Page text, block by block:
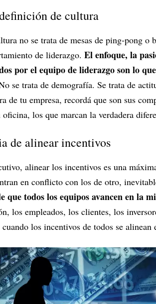
de cultura
no se trata de mesas de ping-pong o
de liderazgo. El enfoque, la
por el equipo de liderazgo son lo
se trata de demografía. Se trata de
de tu empresa, recordá que son sus
los que marcan la verdadera
de alinear incentivos
alinear los incentivos es una
en conflicto con los de otro,
que todos los equipos avancen en la
los empleados, los clientes, los
los incentivos de todos se